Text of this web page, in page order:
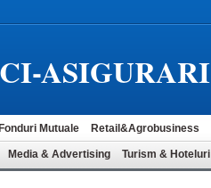
ASIGURARI
Mutuale Retail&Agrobusiness
Media & Advertising Turism & Hoteluri